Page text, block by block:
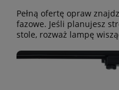
Pełną ofertę opraw
fazowe. Jeśli planujesz
stole, rozważ lampę